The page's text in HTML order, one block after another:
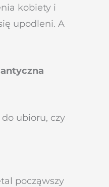
kobiety i
upodleni. A
ubioru, czy
począwszy